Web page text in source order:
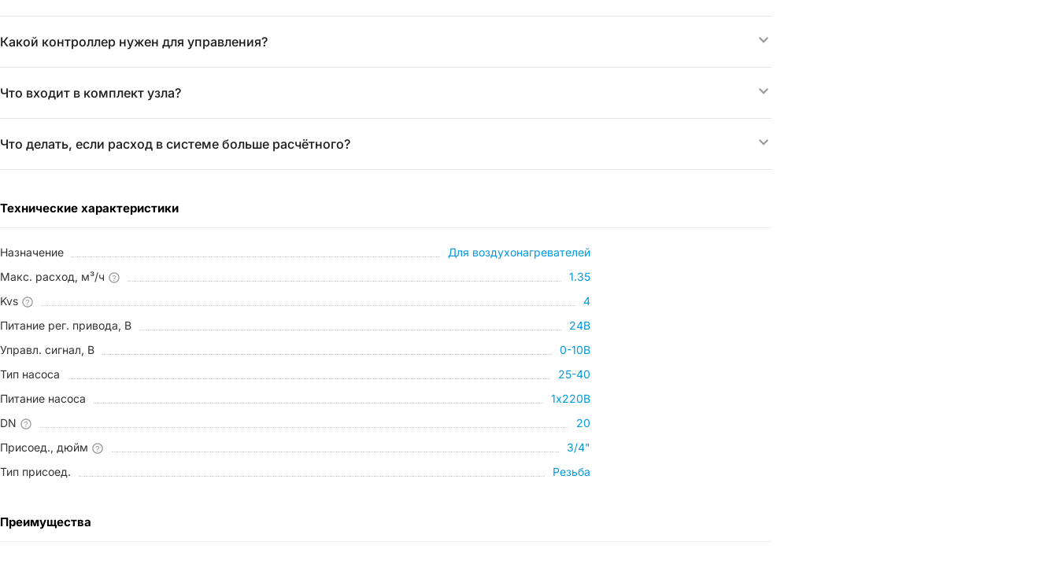
Какой контроллер нужен для управления?
Что входит в комплект узла?
Что делать, если расход в системе больше расчётного?
Технические характеристики
Назначение
Для воздухонагревателей
Макс. расход, м³/ч
?
1.35
Kvs
?
4
Питание рег. привода, В
24В
Управл. сигнал, В
0-10В
Тип насоса
25-40
Питание насоса
1х220В
DN
?
20
Присоед., дюйм
?
3/4"
Тип присоед.
Резьба
Преимущества